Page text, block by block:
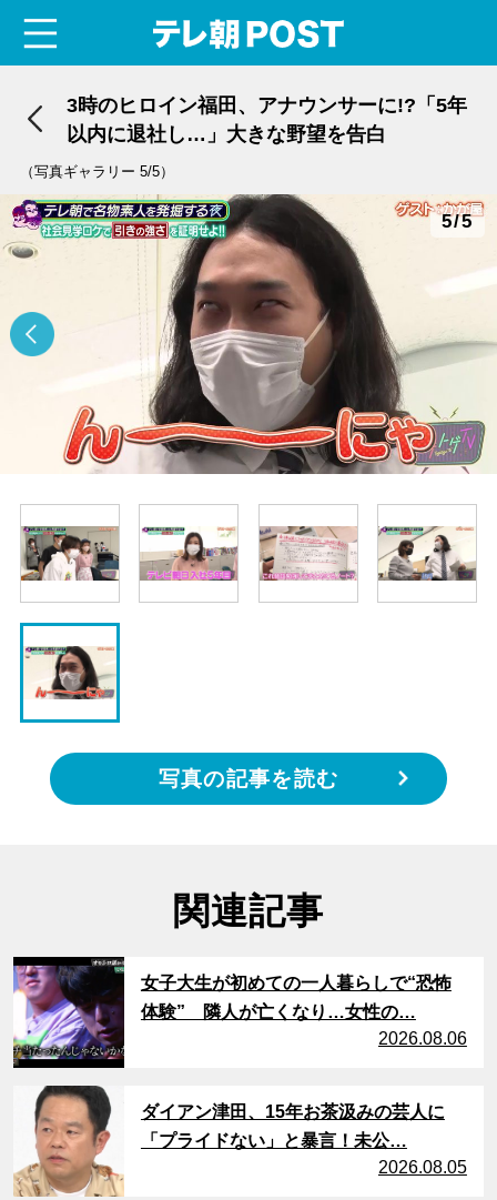
3時のヒロイン福田、アナウンサーに!?「5年
以内に退社し…」大きな野望を告白
（写真ギャラリー 5/5）
5/5
写真の記事を読む
関連記事
サムネイル
女子大生が初めての一人暮らしで“恐怖
体験” 隣人が亡くなり…女性の…
2026.08.06
ダイアン津田、15年お茶汲みの芸人に
「プライドない」と暴言！未公…
2026.08.05